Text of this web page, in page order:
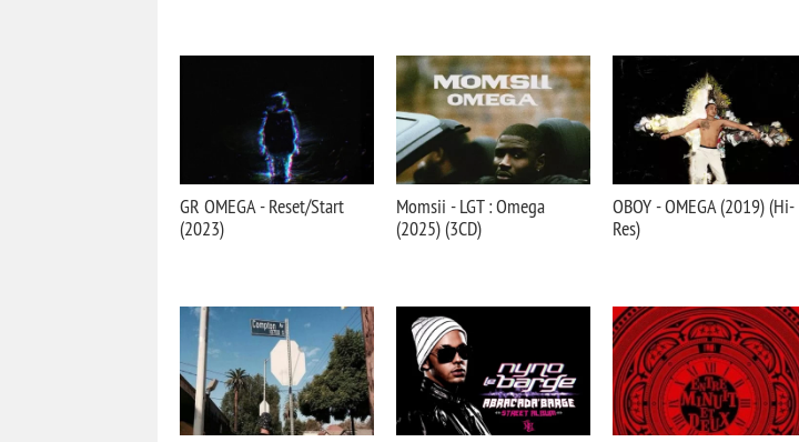
GR OMEGA - Reset/Start
(2023)
Momsii - LGT : Omega
(2025) (3CD)
OBOY - OMEGA (2019) (Hi-
Res)